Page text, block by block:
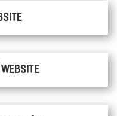
website